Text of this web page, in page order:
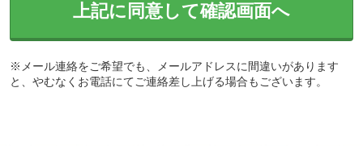
上記に同意して確認画面へ
※メール連絡をご希望でも、メールアドレスに間違いがあります
と、やむなくお電話にてご連絡差し上げる場合もございます。